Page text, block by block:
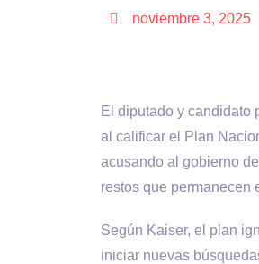
noviembre 3, 2025
El diputado y candidato
al calificar el Plan
acusando al gobierno
restos que permanecen
Según Kaiser, el plan
iniciar nuevas